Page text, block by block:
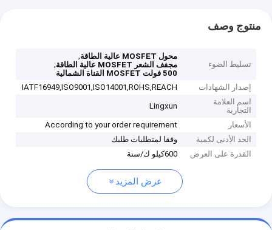
منتوج وصف
تسليط الضوء
محول MOSFET عالية الطاقة
,
مجفف الشعر MOSFET عالية الطاقة
,
500 فولت MOSFET القناة الشمالية
إصدار الشهادات
IATF16949,ISO9001,ISO14001,ROHS,REACH
اسم العلامة
التجارية
Lingxun
الأسعار
According to your order requirement
الحد الأدنى لكمية
وفقا لمتطلبات طلبك
القدرة على العرض
600كيلو ك/سنة
عرض المزيد